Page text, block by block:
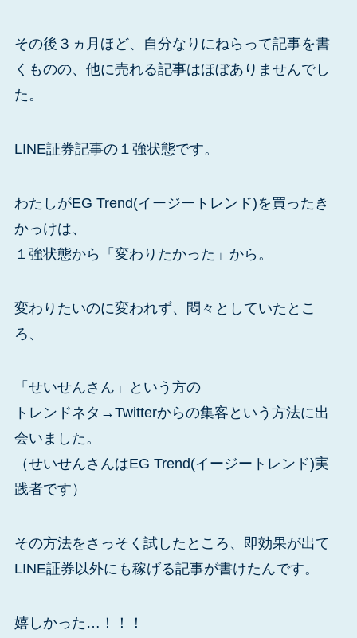
その後３ヵ月ほど、自分なりにねらって記事を書
くものの、他に売れる記事はほぼありませんでし
た。
LINE証券記事の１強状態です。
わたしがEG Trend(イージートレンド)を買ったき
かっけは、
１強状態から「変わりたかった」から。
変わりたいのに変われず、悶々としていたとこ
ろ、
「せいせんさん」という方の
トレンドネタ→Twitterからの集客という方法に出
会いました。
（せいせんさんはEG Trend(イージートレンド)実
践者です）
その方法をさっそく試したところ、即効果が出て
LINE証券以外にも稼げる記事が書けたんです。
嬉しかった…！！！